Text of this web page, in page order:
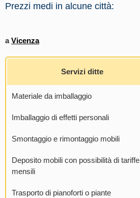
Prezzi medi in alcune città:
aVicenza
Servizi ditte
Materiale da imballaggio
Imballaggio di effetti personali
Smontaggio e rimontaggio mobili
Deposito mobili con possibilità di tariffe
mensili
Trasporto di pianoforti o piante